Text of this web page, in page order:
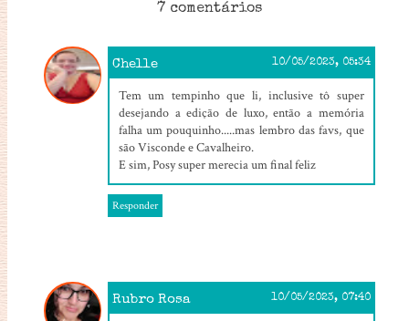
7 comentários
Chelle 10/05/2023, 05:34
Tem um tempinho que li, inclusive tô super
desejando a edição de luxo, então a memória
falha um pouquinho.....mas lembro das favs, que
são Visconde e Cavalheiro.
E sim, Posy super merecia um final feliz
Responder
Rubro Rosa 10/05/2023, 07:40